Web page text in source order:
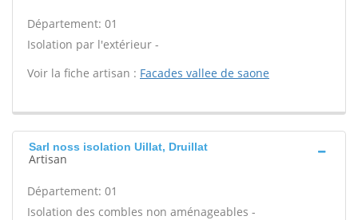
Département: 01
Isolation par l'extérieur -
Voir la fiche artisan : Facades vallee de saone
Sarl noss isolation Uillat, Druillat
Artisan
Département: 01
Isolation des combles non aménageables -